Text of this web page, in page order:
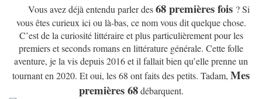
Vous avez déjà entendu parler des68 premières fois ? Si
vous êtes curieux ici ou là-bas, ce nom vous dit quelque chose.
C’est de la curiosité littéraire et plus particulièrement pour les
premiers et seconds romans en littérature générale. Cette folle
aventure, je la vis depuis 2016 et il fallait bien qu’elle prenne un
tournant en 2020. Et oui, les 68 ont faits des petits. Tadam, Mes
premières 68débarquent.